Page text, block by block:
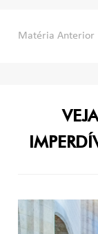
Matéria Anterior